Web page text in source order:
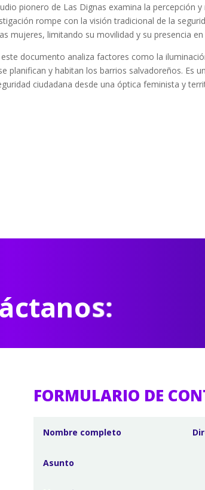
pionero de Las Dignas examina la percepción
rompe con la visión tradicional de la
mujeres, limitando su movilidad y su presencia
documento analiza factores como la
planifican y habitan los barrios salvadoreños. Es
ciudadana desde una óptica feminista y
FORMULARIO DE